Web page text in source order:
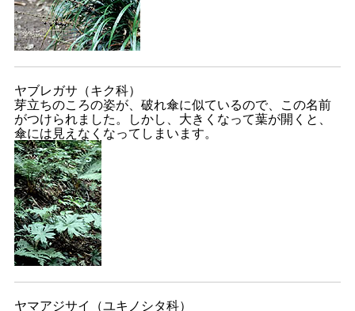
ヤブレガサ（キク科）
芽立ちのころの姿が、破れ傘に似ているので、この名前
がつけられました。しかし、大きくなって葉が開くと、
傘には見えなくなってしまいます。
ヤマアジサイ（ユキノシタ科）